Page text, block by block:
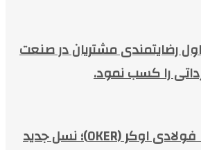
رضایتمندی مشتریان در صنعت
را کسب نمود.
معرفی کرکره فولادی اوکر (OKER)؛ نسل جدید